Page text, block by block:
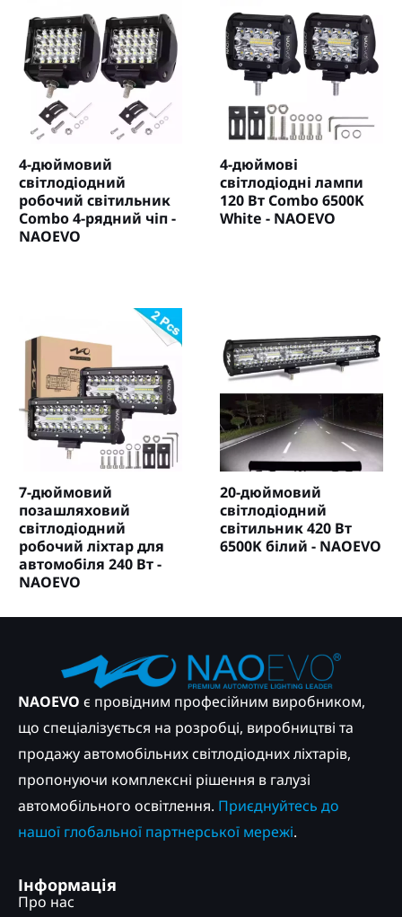
4-дюймовий
світлодіодний
робочий світильник
Combo 4-рядний чіп -
NAOEVO
4-дюймові
світлодіодні лампи
120 Вт Combo 6500K
White - NAOEVO
7-дюймовий
позашляховий
світлодіодний
робочий ліхтар для
автомобіля 240 Вт -
NAOEVO
20-дюймовий
світлодіодний
світильник 420 Вт
6500K білий - NAOEVO
NAOEVO є провідним професійним виробником,
що спеціалізується на розробці, виробництві та
продажу автомобільних світлодіодних ліхтарів,
пропонуючи комплексні рішення в галузі
автомобільного освітлення. Приєднуйтесь до
нашої глобальної партнерської мережі.
Інформація
Про нас